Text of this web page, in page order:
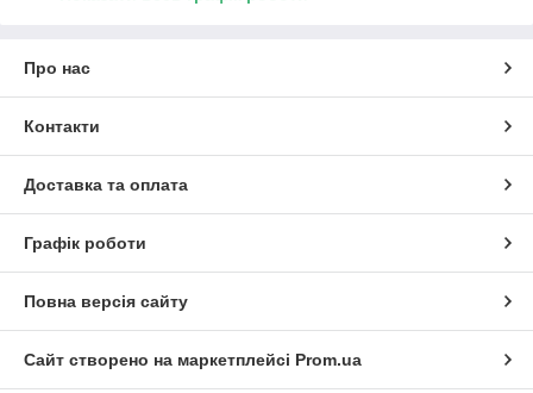
Про нас
Контакти
Доставка та оплата
Графік роботи
Повна версія сайту
Сайт створено на маркетплейсі Prom.ua